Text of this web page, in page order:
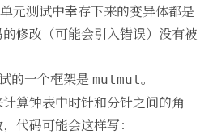
元测试中幸存下来的变异体都是
修改（可能会引入错误）没有被
的一个框架是 mutmut。
算钟表中时针和分针之间的角
代码可能会这样写：